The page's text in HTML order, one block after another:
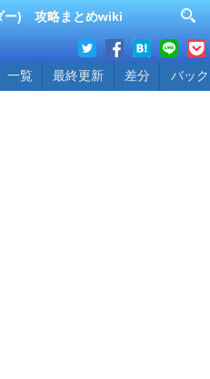
ー) 攻略まとめwiki
一覧 最終更新 差分 バッ